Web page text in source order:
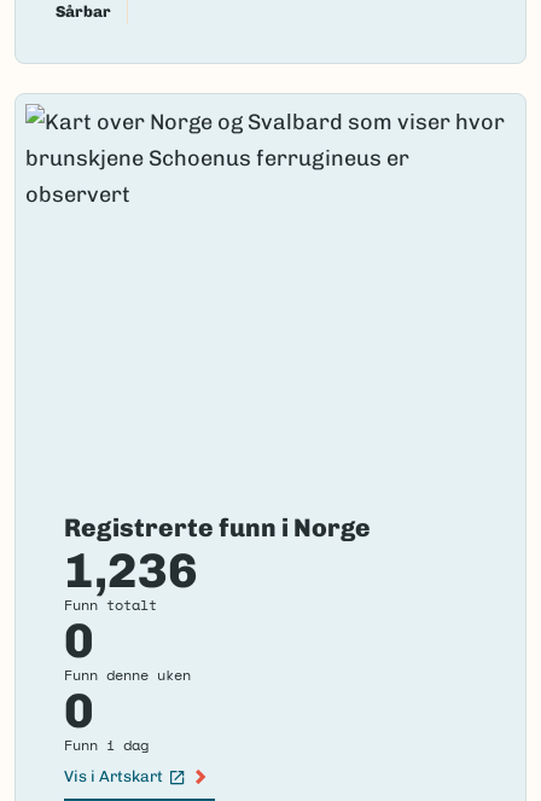
Sårbar
Registrerte funn i Norge
1,236
Funn totalt
0
Funn denne uken
0
Funn i dag
Vis i Artskart
(Ekstern lenke)